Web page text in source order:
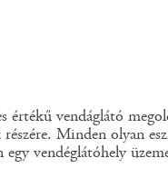
értékű vendáglátó
Minden olyan
vendéglátóhely